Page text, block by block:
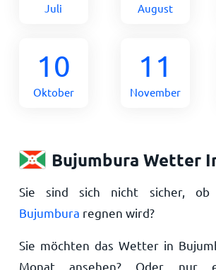
Juli August
10
Oktober
11
November
Bujumbura Wetter
Sie sind sich nicht sicher,
Bujumbura regnen wird?
Sie möchten das Wetter in
Monat ansehen? Oder nur